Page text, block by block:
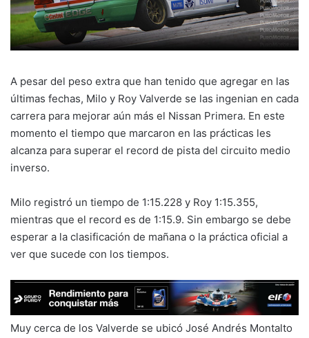
A pesar del peso extra que han tenido que agregar en las
últimas fechas, Milo y Roy Valverde se las ingenian en cada
carrera para mejorar aún más el Nissan Primera. En este
momento el tiempo que marcaron en las prácticas les
alcanza para superar el record de pista del circuito medio
inverso.
Milo registró un tiempo de 1:15.228 y Roy 1:15.355,
mientras que el record es de 1:15.9. Sin embargo se debe
esperar a la clasificación de mañana o la práctica oficial a
ver que sucede con los tiempos.
Muy cerca de los Valverde se ubicó José Andrés Montalto